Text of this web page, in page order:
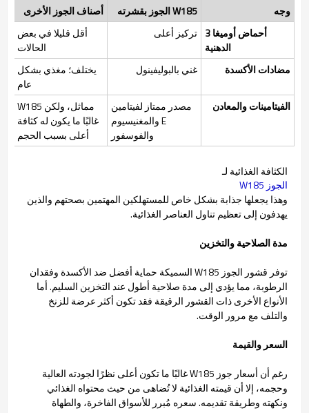
وجه W185 الجوز بقشرته
أصناف الجوز الأخرى
أحماض أوميغا 3
الدهنية
تركيز أعلى
أقل قليلا في بعض
الحالات
مضادات الأكسدة
غني بالبوليفينول
يختلف؛ مغذي بشكل
عام
الفيتامينات والمعادن
مصدر ممتاز لفيتامين
E والمغنيسيوم
والفوسفور
مماثل، ولكن W185
غالبًا ما يكون له كثافة
أعلى بسبب الحجم
الكثافة الغذائية لـ
الجوز W185
وهذا يجعلها جذابة بشكل خاص للمستهلكين المهتمين بصحتهم والذين
يهدفون إلى تعظيم تناول العناصر الغذائية.
مدة الصلاحية والتخزين
توفر قشور الجوز W185 السميكة حماية أفضل ضد الأكسدة وفقدان
الرطوبة، مما يؤدي إلى مدة صلاحية أطول عند التخزين السليم. أما
الأنواع الأخرى ذات القشور الرقيقة فقد تكون أكثر عرضة للزنخ
والتلف مع مرور الوقت.
السعر والقيمة
رغم أن أسعار جوز W185 غالبًا ما تكون أعلى نظرًا لجودته العالية
وحجمه، إلا أن قيمته الغذائية لا تُضاهى من حيث محتواه الغذائي
ونكهته وطريقة تقديمه. سعره مُبرر للأسواق الفاخرة، والطهاة